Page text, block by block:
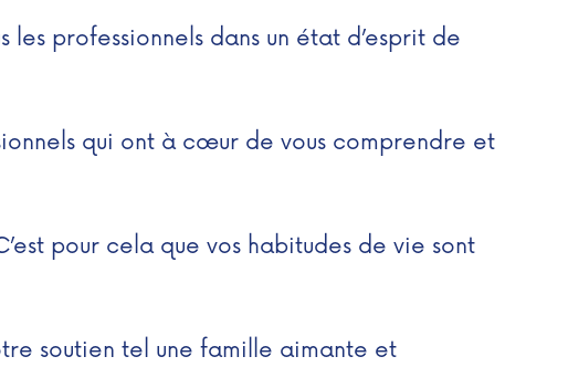
professionnels dans un état d’esprit de
qui ont à cœur de vous comprendre et
pour cela que vos habitudes de vie sont
soutien tel une famille aimante et